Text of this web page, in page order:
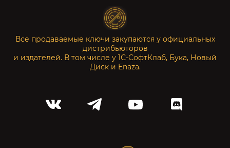
Все продаваемые ключи закупаются у официальных
дистрибьюторов
и издателей. В том числе у 1С-СофтКлаб, Бука, Новый
Диск и Enaza.